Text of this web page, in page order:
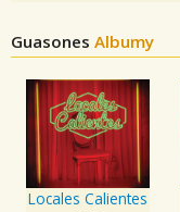
Guasones Albumy
Locales Calientes